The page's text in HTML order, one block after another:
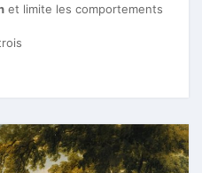
et limite les comportements